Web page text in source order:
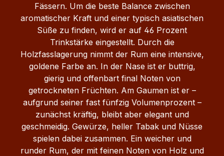
Fässern. Um die beste Balance zwischen
aromatischer Kraft und einer typisch asiatischen
Süße zu finden, wird er auf 46 Prozent
Trinkstärke eingestellt. Durch die
Holzfasslagerung nimmt der Rum eine intensive,
goldene Farbe an. In der Nase ist er buttrig,
gierig und offenbart final Noten von
getrockneten Früchten. Am Gaumen ist er –
aufgrund seiner fast fünfzig Volumenprozent –
zunächst kräftig, bleibt aber elegant und
geschmeidig. Gewürze, heller Tabak und Nüsse
spielen dabei zusammen. Ein weicher und
runder Rum, der mit feinen Noten von Holz und